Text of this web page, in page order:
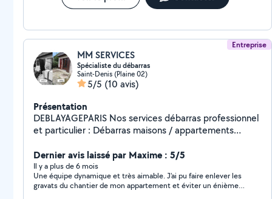
Entreprise
MM SERVICES
Spécialiste du débarras
Saint-Denis (Plaine 02)
5/5 (10 avis)
Présentation
DEBLAYAGEPARIS Nos services débarras professionnel
et particulier : Débarras maisons / appartements
sinistres (inondation, incendies, logements insalubres)
Débarras liés à des successions urgentes Visibles sur
tous les réseaux : deblayageparis
Dernier avis laissé par Maxime : 5/5
Il y a plus de 6 mois
Une équipe dynamique et très aimable. J'ai pu faire enlever les
gravats du chantier de mon appartement et éviter un énième